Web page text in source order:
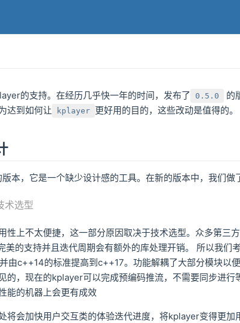
的支持。在经历几乎快一年的时间，发布了 0.5.0
的
达到如何让
kplayer 更好用的目的，这些改动是值得的。
本，它是一个缺少设计感的工具。在新的版本中，我们做
术选型
性上不太便捷，这一部分原因取决于技术选型。众多第三
美的支持并且迭代周期会有额外的库处理开销。 所以我们
由c++14的标准提高到c++17。功能解耦了大部分模块以
的，现在的kplayer可以完成预编码推流，不需要同步进
能的机器上会更有成效
将会加快用户交互类的体验迭代进度，将kplayer变得更加